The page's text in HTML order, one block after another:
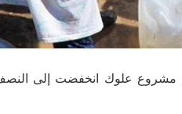
مشروع علوك انخفضت إلى